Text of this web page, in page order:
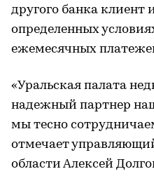
другого банка клиент
определенных
ежемесячных
«Уральская палата
надежный партнер
мы тесно
отмечает
области Алексей